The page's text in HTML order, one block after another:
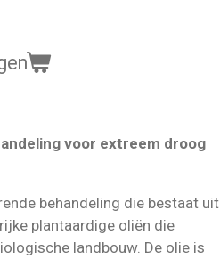
voor extreem droog
behandeling die bestaat uit
plantaardige oliën die
landbouw. De olie is